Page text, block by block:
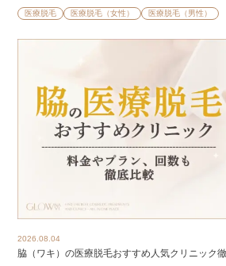
医療脱毛 医療脱毛（女性） 医療脱毛（男性）
2026.08.04
脇（ワキ）の医療脱毛おすすめ人気クリニック